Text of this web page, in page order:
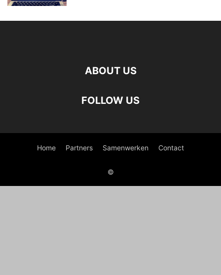
ABOUT US
FOLLOW US
Home Partners Samenwerken Contact
©